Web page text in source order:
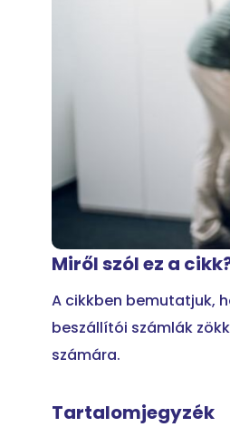
Miről szól ez a
A cikkben bemutatjuk,
beszállítói számlák
számára.
Tartalomjegyzék